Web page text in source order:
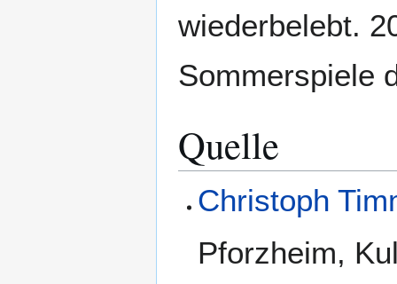
wiederbelebt.
Sommerspiele
Quelle
Christoph
Pforzheim,